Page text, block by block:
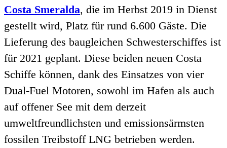
Costa Smeralda, die im Herbst 2019 in Dienst
gestellt wird, Platz für rund 6.600 Gäste. Die
Lieferung des baugleichen Schwesterschiffes ist
für 2021 geplant. Diese beiden neuen Costa
Schiffe können, dank des Einsatzes von vier
Dual-Fuel Motoren, sowohl im Hafen als auch
auf offener See mit dem derzeit
umweltfreundlichsten und emissionsärmsten
fossilen Treibstoff LNG betrieben werden.